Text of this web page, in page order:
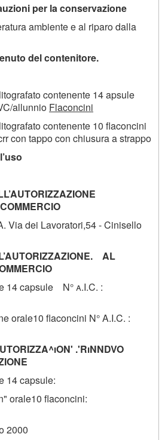
per la conservazione
ambiente e al riparo dalla
del contenitore.
contenente 14 apsule
allunnio Flaconcini
contenente 10 flaconcini
con tappo con chiusura a strappo
Via dei Lavoratori,54 - Cinisello
AL
14 capsule N°a.I.C. :
orale10 flaconcini N° A.I.C. :
.'RiNNDVO
14 capsule:
orale10 flaconcini:
2000